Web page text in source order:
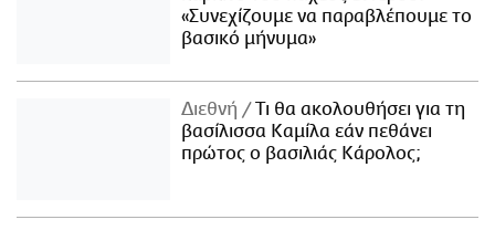
«Συνεχίζουμε να παραβλέπουμε το
βασικό μήνυμα»
Διεθνή
Τι θα ακολουθήσει για τη
βασίλισσα Καμίλα εάν πεθάνει
πρώτος ο βασιλιάς Κάρολος;